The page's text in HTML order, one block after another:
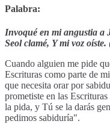
Palabra:
Invoqué en mi angustia a
Seol clamé, Y mi voz
Cuando alguien me pide
Escrituras como parte de
que necesita orar por
prometiste en las
la pida, y Tú se la darás
pedimos sabiduría".